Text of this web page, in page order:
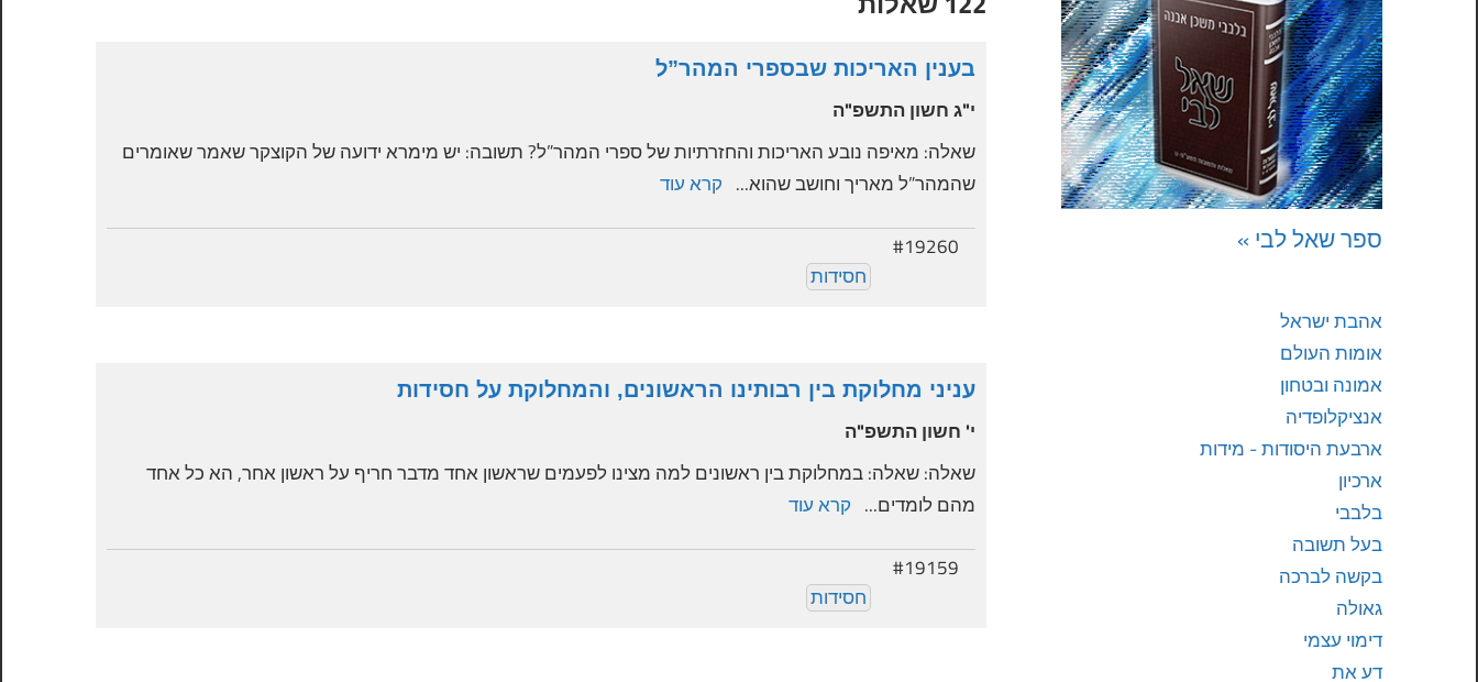
כ
מ
בענין האריכות שבספרי המהר”ל
י"ג חשון התשפ"ה
שאלה: מאיפה נובע האריכות והחזרתיות של ספרי המהר”ל? תשובה: יש מימרא ידועה של הקוצקר שאמר שאומרים
שהמהר”ל מאריך וחושב שהוא... קרא עוד
#19260
חסידות
עניני מחלוקת בין רבותינו הראשונים, והמחלוקת על חסידות
י' חשון התשפ"ה
שאלה: שאלה: במחלוקת בין ראשונים למה מצינו לפעמים שראשון אחד מדבר חריף על ראשון אחר, הא כל אחד
מהם לומדים... קרא עוד
#19159
חסידות
ספר שאל לבי »
אהבת ישראל
אומות העולם
אמונה ובטחון
אנציקלופדיה
ארבעת היסודות - מידות
ארכיון
בלבבי
בעל תשובה
בקשה לברכה
גאולה
דימוי עצמי
דע את